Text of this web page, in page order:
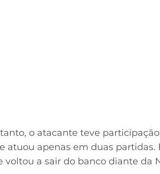
o atacante teve
atuou apenas em duas
voltou a sair do banco diante da